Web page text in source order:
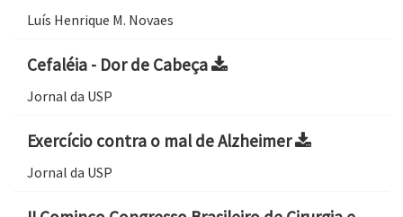
Luís Henrique M. Novaes
Cefaléia - Dor de Cabeça
Jornal da USP
Exercício contra o mal de Alzheimer
Jornal da USP